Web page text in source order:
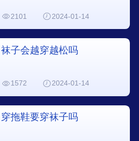
2101 2024-01-14
袜子会越穿越松吗
1572 2024-01-14
穿拖鞋要穿袜子吗